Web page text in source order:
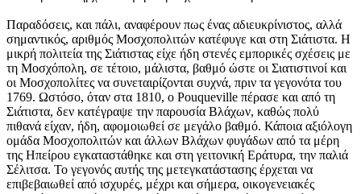
Παραδόσεις, και πάλι, αναφέρουν πως ένας αδιευκρίνιστος, αλλά
σημαντικός, αριθμός Μοσχοπολιτών κατέφυγε και στη Σιάτιστα. Η
μικρή πολιτεία της Σιάτιστας είχε ήδη στενές εμπορικές σχέσεις με
τη Μοσχόπολη, σε τέτοιο, μάλιστα, βαθμό ώστε οι Σιατιστινοί και
οι Μοσχοπολίτες να συνεταιρίζονται συχνά, πριν τα γεγονότα του
1769. Ωστόσο, όταν στα 1810, ο Pouqueville πέρασε και από τη
Σιάτιστα, δεν κατέγραψε την παρουσία Βλάχων, καθώς πολύ
πιθανά είχαν, ήδη, αφομοιωθεί σε μεγάλο βαθμό. Κάποια αξιόλογη
ομάδα Μοσχοπολιτών και άλλων Βλάχων φυγάδων από τα μέρη
της Ηπείρου εγκαταστάθηκε και στη γειτονική Εράτυρα, την παλιά
Σέλιτσα. Το γεγονός αυτής της μετεγκατάστασης έρχεται να
επιβεβαιωθεί από ισχυρές, μέχρι και σήμερα, οικογενειακές